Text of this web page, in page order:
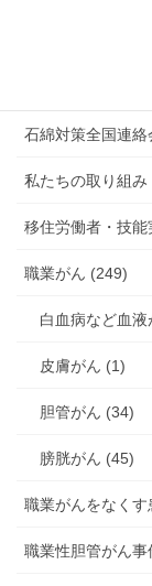
石綿対策全国連絡
私たちの取り組み
移住労働者・技
職業がん (249)
白血病など血
皮膚がん (1)
胆管がん (34)
膀胱がん (45)
職業がんをなく
職業性胆管がん